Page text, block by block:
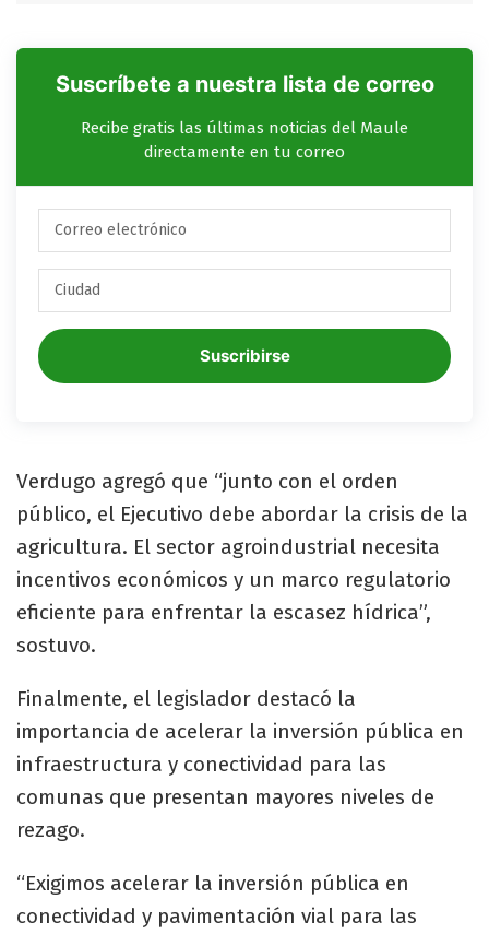
Suscríbete a nuestra lista de correo
Recibe gratis las últimas noticias del Maule
directamente en tu correo
Suscribirse
Verdugo agregó que “junto con el orden
público, el Ejecutivo debe abordar la crisis de la
agricultura. El sector agroindustrial necesita
incentivos económicos y un marco regulatorio
eficiente para enfrentar la escasez hídrica”,
sostuvo.
Finalmente, el legislador destacó la
importancia de acelerar la inversión pública en
infraestructura y conectividad para las
comunas que presentan mayores niveles de
rezago.
“Exigimos acelerar la inversión pública en
conectividad y pavimentación vial para las